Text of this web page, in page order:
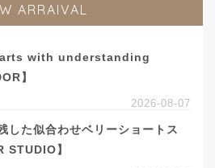
ARRAIVAL
with understanding
】
2026-08-07
した似合わせベリーショートス
STUDIO】